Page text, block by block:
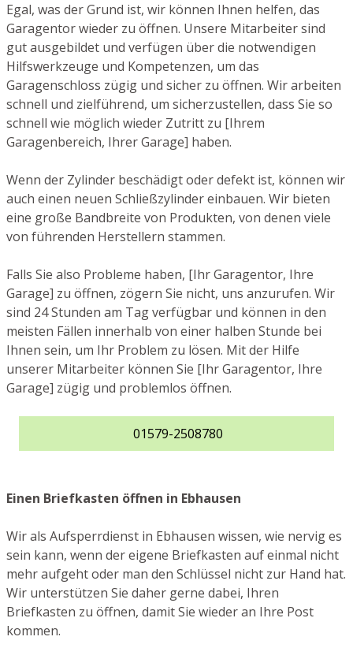
Egal, was der Grund ist, wir können Ihnen helfen, das
Garagentor wieder zu öffnen. Unsere Mitarbeiter sind
gut ausgebildet und verfügen über die notwendigen
Hilfswerkzeuge und Kompetenzen, um das
Garagenschloss zügig und sicher zu öffnen. Wir arbeiten
schnell und zielführend, um sicherzustellen, dass Sie so
schnell wie möglich wieder Zutritt zu [Ihrem
Garagenbereich, Ihrer Garage] haben.
Wenn der Zylinder beschädigt oder defekt ist, können wir
auch einen neuen Schließzylinder einbauen. Wir bieten
eine große Bandbreite von Produkten, von denen viele
von führenden Herstellern stammen.
Falls Sie also Probleme haben, [Ihr Garagentor, Ihre
Garage] zu öffnen, zögern Sie nicht, uns anzurufen. Wir
sind 24 Stunden am Tag verfügbar und können in den
meisten Fällen innerhalb von einer halben Stunde bei
Ihnen sein, um Ihr Problem zu lösen. Mit der Hilfe
unserer Mitarbeiter können Sie [Ihr Garagentor, Ihre
Garage] zügig und problemlos öffnen.
01579-2508780
Einen Briefkasten öffnen in Ebhausen
Wir als Aufsperrdienst in Ebhausen wissen, wie nervig es
sein kann, wenn der eigene Briefkasten auf einmal nicht
mehr aufgeht oder man den Schlüssel nicht zur Hand hat.
Wir unterstützen Sie daher gerne dabei, Ihren
Briefkasten zu öffnen, damit Sie wieder an Ihre Post
kommen.